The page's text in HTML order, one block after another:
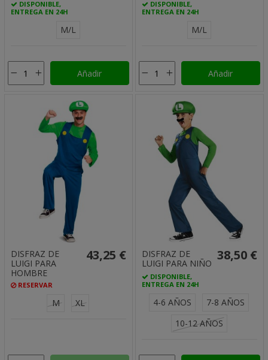
DISPONIBLE,
ENTREGA EN 24H
M/L
Añadir
DISPONIBLE,
ENTREGA EN 24H
M/L
Añadir
DISFRAZ DE
LUIGI PARA
HOMBRE
RESERVAR
43,25 €
M XL
DISFRAZ DE
LUIGI PARA NIÑO
DISPONIBLE,
ENTREGA EN 24H
38,50 €
4-6 AÑOS
7-8 AÑOS
10-12 AÑOS